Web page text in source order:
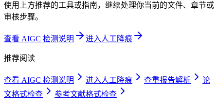
使用上方推荐的工具或指南，继续处理你当前的文件、章节或
审核步骤。
查看 AIGC 检测说明 进入人工降痕
推荐阅读
查看 AIGC 检测说明 进入人工降痕 查重报告解析
论
文格式检查
参考文献格式检查